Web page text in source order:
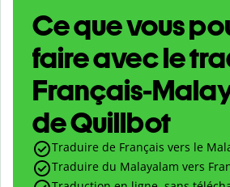
Ce que vous
faire avec le
Français-
de Quillbot
Traduire de Français vers le
Traduire du Malayalam vers